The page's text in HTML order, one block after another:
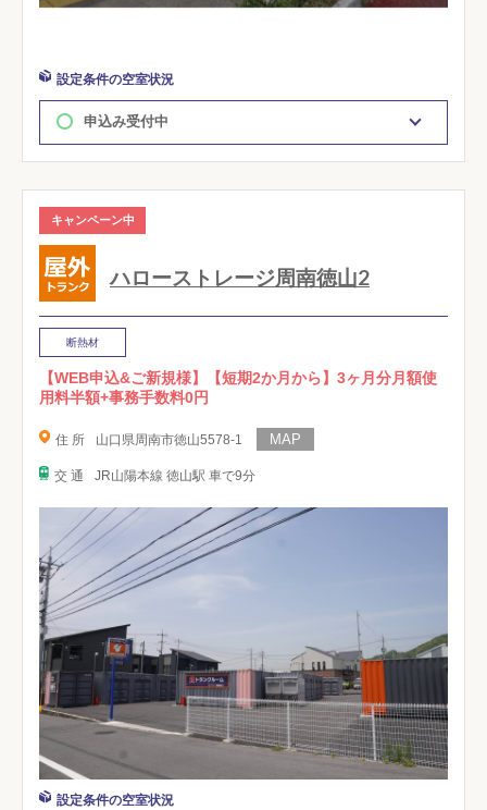
設定条件の空室状況
申込み受付中
キャンペーン中
ハローストレージ周南徳山2
断熱材
【WEB申込&ご新規様】【短期2か月から】3ヶ月分月額使
用料半額+事務手数料0円
住 所 山口県周南市徳山5578-1
交 通 JR山陽本線 徳山駅 車で9分
設定条件の空室状況